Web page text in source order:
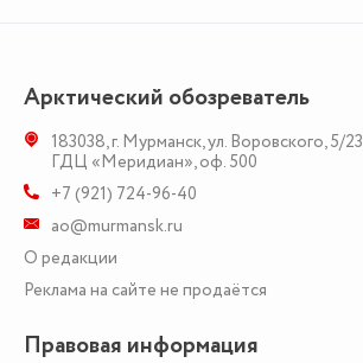
Арктический обозреватель
183038,г. Мурманск,ул. Воровского, 5/23
ГДЦ «Меридиан», оф. 500
+7 (921) 724-96-40
ao@murmansk.ru
О редакции
Реклама на сайте не продаётся
Правовая информация